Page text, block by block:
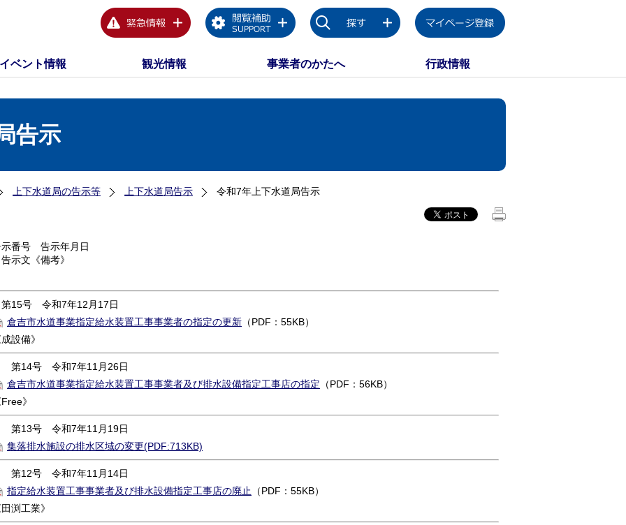
イベント情報 観光情報 事業者のかたへ 行政情報
告示
上下水道局の告示等 上下水道局告示 令和7年上下水道局告示
示番号 告示年月日
示文《備考》
15号 令和7年12月17日
倉吉市水道事業指定給水装置工事事業者の指定の更新 （PDF：55KB）
設備》
14号 令和7年11月26日
倉吉市水道事業指定給水装置工事事業者及び排水設備指定工事店の指定 （PDF：56KB）
》
13号 令和7年11月19日
集落排水施設の排水区域の変更(PDF:713KB)
12号 令和7年11月14日
指定給水装置工事事業者及び排水設備指定工事店の廃止 （PDF：55KB）
渕工業》